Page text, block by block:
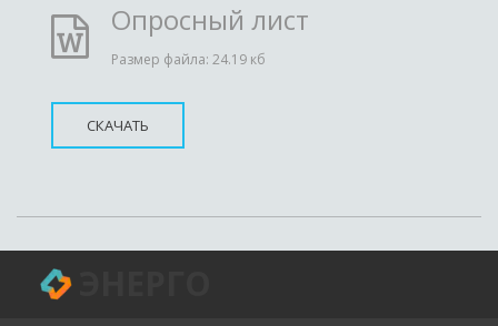
Опросный лист
Размер файла: 24.19 кб
СКАЧАТЬ